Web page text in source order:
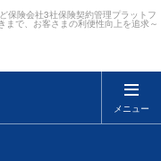
保険会社3社保険契約管理プラットフ
まで、お客さまの利便性向上を追求～
メニュー